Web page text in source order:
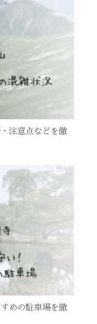
注意点などを徹
めの駐車場を徹